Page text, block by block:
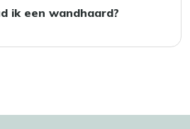
en zorgt voor een
ik een wandhaard?
regelmatig met water en een